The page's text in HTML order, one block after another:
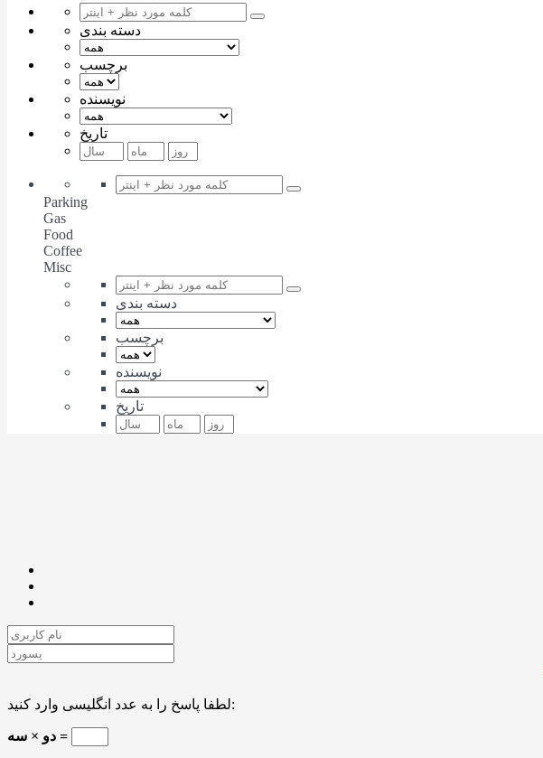
دسته بندی
برچسب
نویسنده
تاریخ
Parking
Gas
Food
Coffee
Misc
دسته بندی
برچسب
نویسنده
تاریخ
لطفا پاسخ را به عدد انگلیسی وارد کنید:
دو × سه =